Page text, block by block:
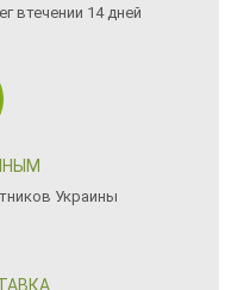
втечении 14 дней
Украины